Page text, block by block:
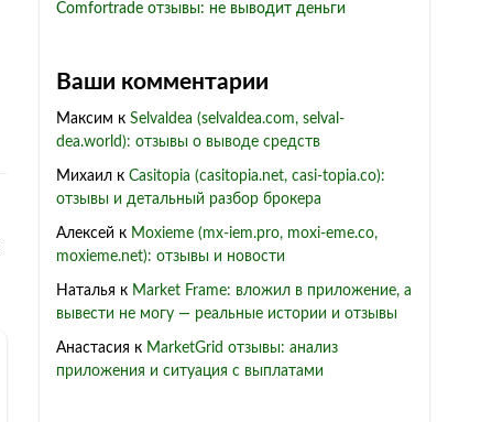
Comfortrade отзывы: не выводит деньги
Ваши комментарии
Максим к Selvaldea (selvaldea.com, selval-
dea.world): отзывы о выводе средств
Михаил к Casitopia (casitopia.net, casi-topia.co):
отзывы и детальный разбор брокера
Алексей к Moxieme (mx-iem.pro, moxi-eme.co,
moxieme.net): отзывы и новости
Наталья к Market Frame: вложил в приложение, а
вывести не могу — реальные истории и отзывы
Анастасия к MarketGrid отзывы: анализ
приложения и ситуация с выплатами